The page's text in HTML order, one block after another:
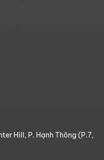
Hill, P. Hạnh Thông (P.7,